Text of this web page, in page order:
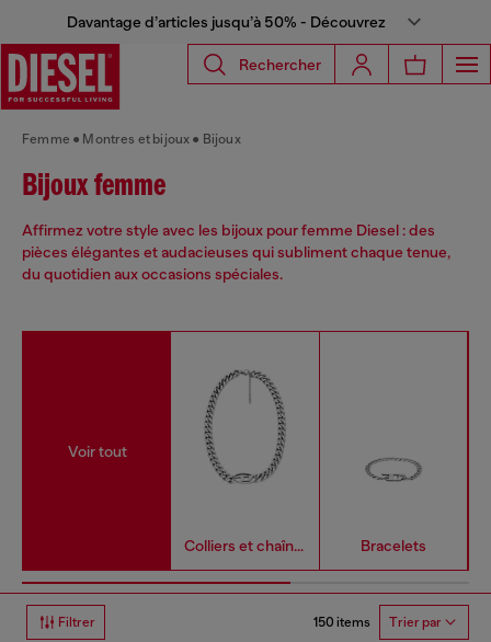
Davantage d’articles jusqu’à 50% - Découvrez
Rechercher
Femme Montres et bijoux Bijoux
Bijoux femme
Affirmez votre style avec les bijoux pour femme Diesel : des
pièces élégantes et audacieuses qui subliment chaque tenue,
du quotidien aux occasions spéciales.
Voir tout
Colliers et chaînes Bracelets
Filtrer 150 items Trier par